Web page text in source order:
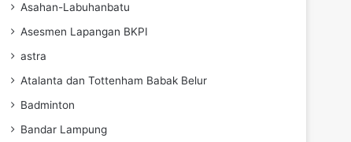
Asahan-Labuhanbatu
Asesmen Lapangan BKPI
astra
Atalanta dan Tottenham Babak Belur
Badminton
Bandar Lampung